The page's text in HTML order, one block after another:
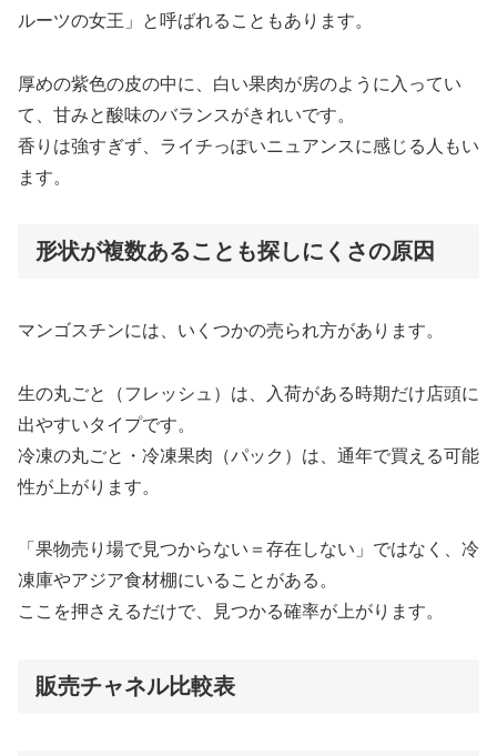
ルーツの女王」と呼ばれることもあります。
厚めの紫色の皮の中に、白い果肉が房のように入ってい
て、甘みと酸味のバランスがきれいです。
香りは強すぎず、ライチっぽいニュアンスに感じる人もい
ます。
形状が複数あることも探しにくさの原因
マンゴスチンには、いくつかの売られ方があります。
生の丸ごと（フレッシュ）は、入荷がある時期だけ店頭に
出やすいタイプです。
冷凍の丸ごと・冷凍果肉（パック）は、通年で買える可能
性が上がります。
「果物売り場で見つからない＝存在しない」ではなく、冷
凍庫やアジア食材棚にいることがある。
ここを押さえるだけで、見つかる確率が上がります。
販売チャネル比較表